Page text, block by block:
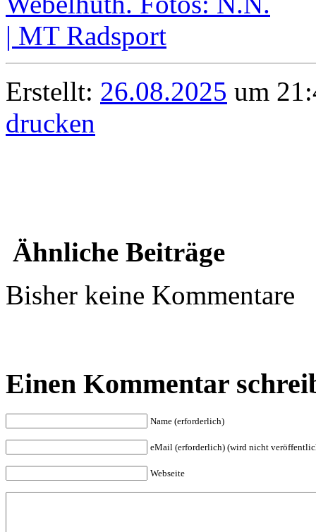
Erstellt: 26.08.2025 um
drucken
Ähnliche Beiträge
Bisher keine Kommentare
Einen Kommentar
Name (erforderlich)
eMail (erforderlich) (wird nicht
Webseite